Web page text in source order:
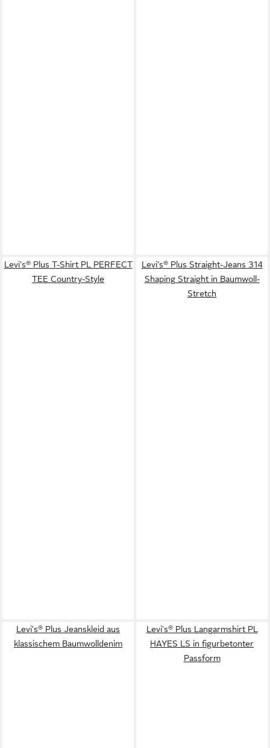
Levi's® Plus T-Shirt PL PERFECT
TEE Country-Style
Levi's® Plus Straight-Jeans 314
Shaping Straight in Baumwoll-
Stretch
Levi's® Plus Jeanskleid aus
klassischem Baumwolldenim
Levi's® Plus Langarmshirt PL
HAYES LS in figurbetonter
Passform